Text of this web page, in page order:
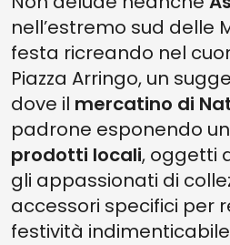
nell’estremo sud delle
festa ricreando nel
Piazza Arringo, un
dove il mercatino di
padrone esponendo
prodotti locali, oggetti
gli appassionati di
accessori specifici per
festività